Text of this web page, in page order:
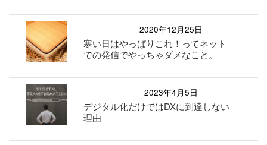
2020年12月25日
寒い日はやっぱりこれ！ってネット
での発信でやっちゃダメなこと。
2023年4月5日
デジタル化だけではDXに到達しない
理由